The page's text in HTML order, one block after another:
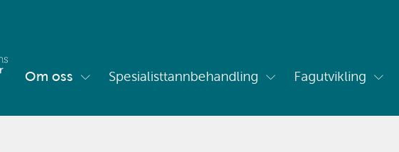
Om oss
Vis
Spesialisttannbehandling
Vis
Fagutvikling
Vis